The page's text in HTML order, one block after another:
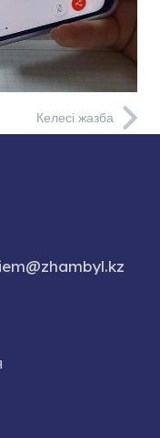
Келесі жазба